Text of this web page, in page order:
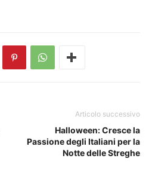
Articolo successivo
Halloween: Cresce la
Passione degli Italiani per la
Notte delle Streghe